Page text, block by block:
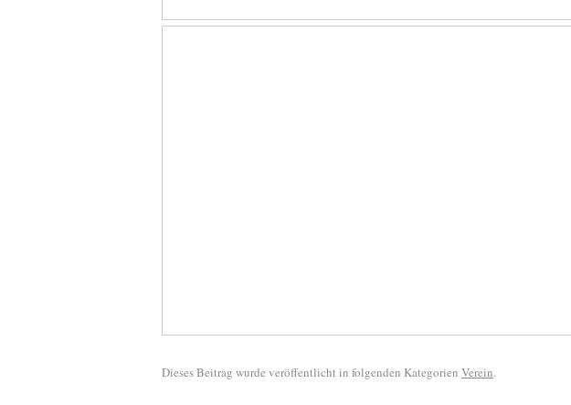
Dieses Beitrag wurde veröffentlicht in folgenden Kategorien Verein.